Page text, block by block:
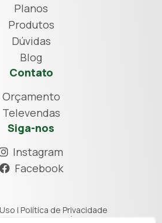
Planos
Produtos
Dúvidas
Blog
Contato
Orçamento
Televendas
Siga-nos
Instagram
Facebook
| Política de Privacidade